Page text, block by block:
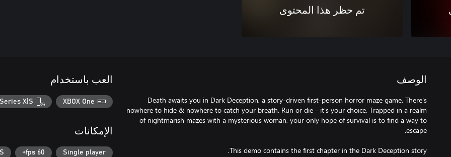
تم حظر هذا المحتوى
الوصف
Death awaits you in Dark Deception, a story-driven first-person horror maze game. There's
nowhere to hide & nowhere to catch your breath. Run or die - it's your choice. Trapped in a realm
of nightmarish mazes with a mysterious woman, your only hope of survival is to find a way to
This demo contains the first chapter in the Dark Deception story.
العب باستخدام
XBOX One
X|S
الإمكانات
Single player
60 fps+